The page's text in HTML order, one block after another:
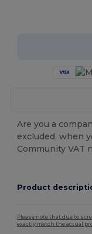
Are you a
excluded, when
Community VAT
Product
Please note that due to
exactly match the actual